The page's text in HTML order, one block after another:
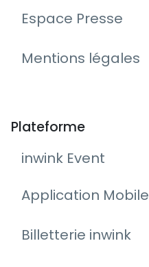
Espace Presse
Mentions légales
Plateforme
inwink Event
Application Mobile
Billetterie inwink